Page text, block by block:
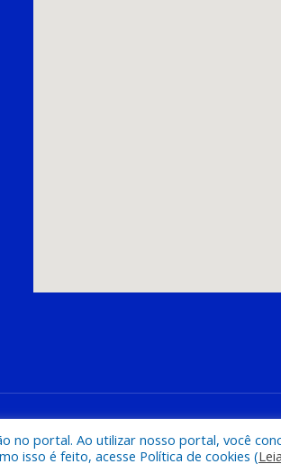
no portal. Ao utilizar nosso portal, você
isso é feito, acesse Política de cookies (